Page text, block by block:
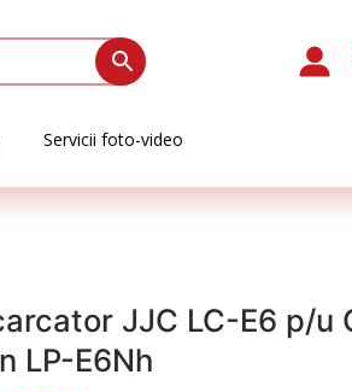
Servicii foto-video
JJC LC-E6 p/u
LP-E6Nh